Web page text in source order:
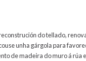
do tellado,
unha gárgola para
de madeira do muro á rúa